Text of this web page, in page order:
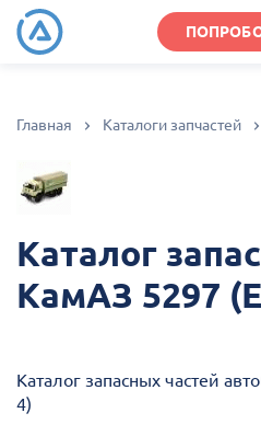
Главная Каталоги запчастей
Каталог
КамАЗ 5297
Каталог запасных частей
4)